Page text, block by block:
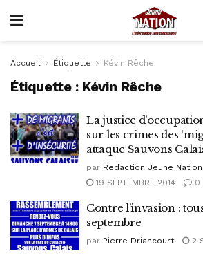
Accueil Étiquette Kévin Rêche
Étiquette : Kévin Rêche
La justice
sur les crimes des
attaque Sauvons
par Redaction Jeune Nation
19 SEPTEMBRE 2014
0
Contre l’invasion :
septembre
par Pierre Driancourt 2